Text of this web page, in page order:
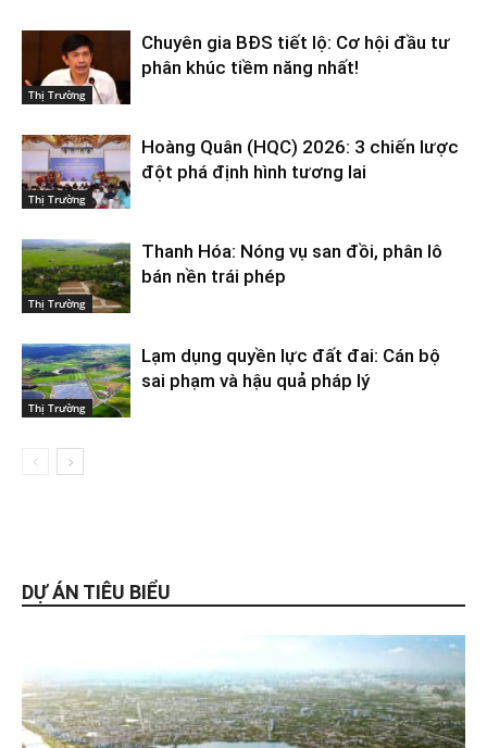
Thị Trường
Chuyên gia BĐS tiết lộ: Cơ hội đầu tư
phân khúc tiềm năng nhất!
Thị Trường
Hoàng Quân (HQC) 2026: 3 chiến lược
đột phá định hình tương lai
Thị Trường
Thanh Hóa: Nóng vụ san đồi, phân lô
bán nền trái phép
Thị Trường
Lạm dụng quyền lực đất đai: Cán bộ
sai phạm và hậu quả pháp lý
DỰ ÁN TIÊU BIỂU